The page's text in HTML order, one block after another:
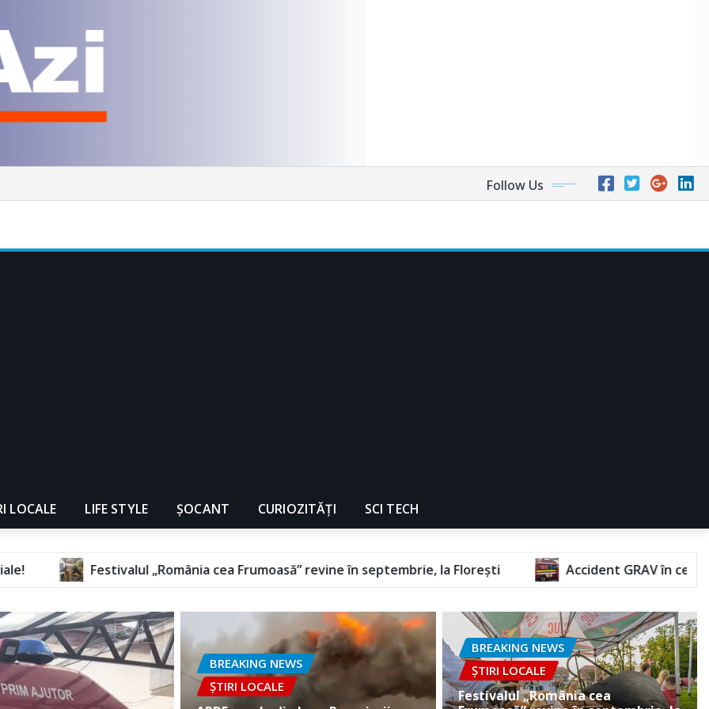
Follow Us
LOCALE LIFE STYLE ȘOCANT CURIOZITĂȚI SCI TECH
„România cea Frumoasă” revine în septembrie, la Florești Accident GRAV în centrul orașului. O femeie
BREAKING NEWS
ȘTIRI LOCALE
BREAKING NEWS
ȘTIRI LOCALE
Festivalul „România cea